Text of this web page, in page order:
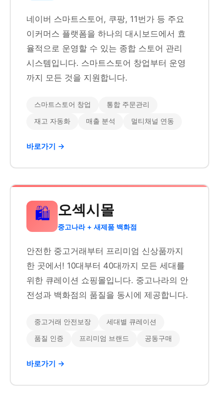
네이버 스마트스토어, 쿠팡, 11번가 등 주요
이커머스 플랫폼을 하나의 대시보드에서 효
율적으로 운영할 수 있는 종합 스토어 관리
시스템입니다. 스마트스토어 창업부터 운영
까지 모든 것을 지원합니다.
스마트스토어 창업 통합 주문관리
재고 자동화 매출 분석 멀티채널 연동
바로가기 →
🛍️ 오섹시몰
중고나라 + 새제품 백화점
안전한 중고거래부터 프리미엄 신상품까지
한 곳에서! 10대부터 40대까지 모든 세대를
위한 큐레이션 쇼핑몰입니다. 중고나라의 안
전성과 백화점의 품질을 동시에 제공합니다.
중고거래 안전보장 세대별 큐레이션
품질 인증 프리미엄 브랜드 공동구매
바로가기 →